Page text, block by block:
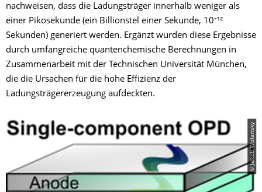
nachweisen, dass die Ladungsträger innerhalb weniger als
einer Pikosekunde (ein Billionstel einer Sekunde, 10⁻¹²
Sekunden) generiert werden. Ergänzt wurden diese Ergebnisse
durch umfangreiche quantenchemische Berechnungen in
Zusammenarbeit mit der Technischen Universität München,
die die Ursachen für die hohe Effizienz der
Ladungsträgererzeugung aufdeckten.
© Jakob Wolansky